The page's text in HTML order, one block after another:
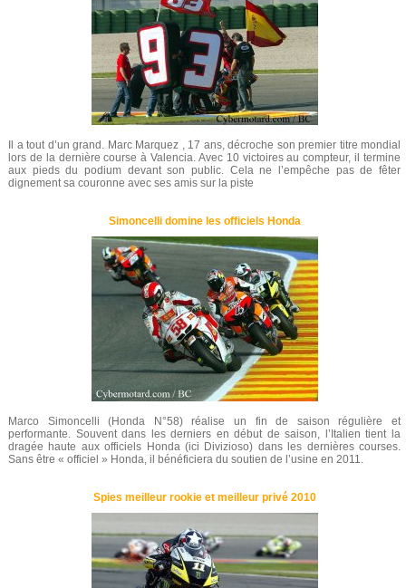
Il a tout d’un grand. Marc Marquez , 17 ans, décroche son premier titre mondial
lors de la dernière course à Valencia. Avec 10 victoires au compteur, il termine
aux pieds du podium devant son public. Cela ne l’empêche pas de fêter
dignement sa couronne avec ses amis sur la piste
Simoncelli domine les officiels Honda
Marco Simoncelli (Honda N°58) réalise un fin de saison régulière et
performante. Souvent dans les derniers en début de saison, l’Italien tient la
dragée haute aux officiels Honda (ici Divizioso) dans les dernières courses.
Sans être « officiel » Honda, il bénéficiera du soutien de l’usine en 2011.
Spies meilleur rookie et meilleur privé 2010